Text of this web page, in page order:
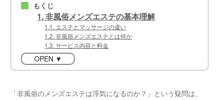
■ もくじ
1. 非風俗メンズエステの基本理解
1.1. エステとマッサージの違い
1.2. 非風俗メンズエステとは何か
1.3. サービス内容と料金
OPEN ▼
「非風俗のメンズエステは浮気になるのか？」という疑問は、